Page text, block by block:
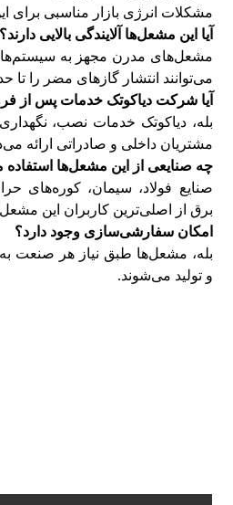
مشکلات انرژی بازار مناسبی برای
آیا این مشعل‌ها آلایندگی بالایی دارند؟
مشعل‌های مدرن مجهز به سیستم‌های
می‌توانند انتشار گازهای مضر را تا
آیا شرکت دیاکوتک خدمات پس از
بله، دیاکوتک خدمات نصب،
مشتریان داخلی و صادراتی ارائه
چه صنایعی از این مشعل‌ها استفاده
صنایع فولاد، سیمان، کوره‌های
برق از اصلی‌ترین کاربران این
امکان سفارشی‌سازی وجود دارد؟
بله، مشعل‌ها طبق نیاز هر
و تولید می‌شوند.